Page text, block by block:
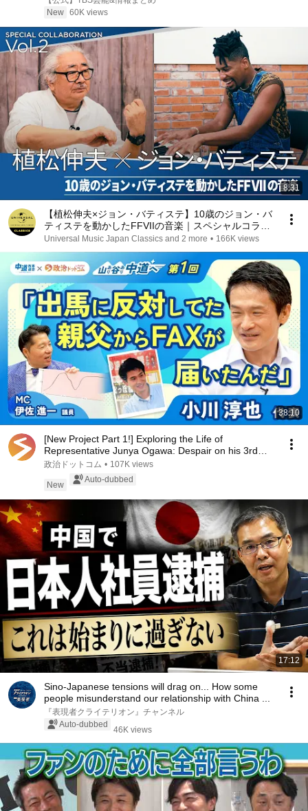
New 60K views
8:31
【植松伸夫×ジョン・バティステ】10歳のジョン・バ
ティステを動かしたFFVIIの音楽｜スペシャルコラボ
Vol.2
Universal Music Japan Classics and 2 more • 166K views
38:10
[New Project Part 1!] Exploring the Life of
Representative Junya Ogawa: Despair on his 3rd
day as...
政治ドットコム • 107K views
New
Auto-dubbed
17:12
Sino-Japanese tensions will drag on... How some
people misunderstand our relationship with China ...
『表現者クライテリオン』チャンネル
Auto-dubbed
46K views